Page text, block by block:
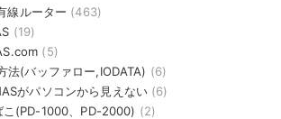
線ルーター (463)
(19)
(5)
法(バッファロー,IODATA) (6)
がパソコンから見えない(6)
こ(PD-1000、PD-2000) (2)